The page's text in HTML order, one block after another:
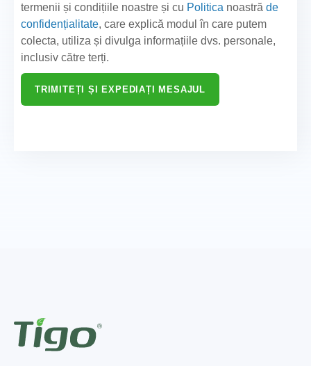
termenii și condițiile noastre și cu Politica noastră de
confidențialitate, care explică modul în care putem
colecta, utiliza și divulga informațiile dvs. personale,
inclusiv către terți.